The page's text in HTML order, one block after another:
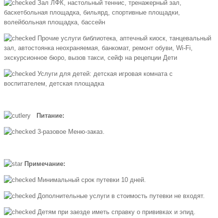
Зал ЛФК, настольный теннис, тренажерный зал,
баскетбольная площадка, бильярд, спортивные площадки,
волейбольная площадка, бассейн
Прочие услуги библиотека, аптечный киоск, танцевальный
зал, автостоянка неохраняемая, банкомат, ремонт обуви, Wi-Fi,
экскурсионное бюро, вызов такси, сейф на рецепции Дети
Услуги для детей: детская игровая комната с
воспитателем, детская площадка
Питание:
3-разовое Меню-заказ.
Примечание:
Минимальный срок путевки 10 дней.
Дополнительные услуги в стоимость путевки не входят.
Детям при заезде иметь справку о прививках и эпид.